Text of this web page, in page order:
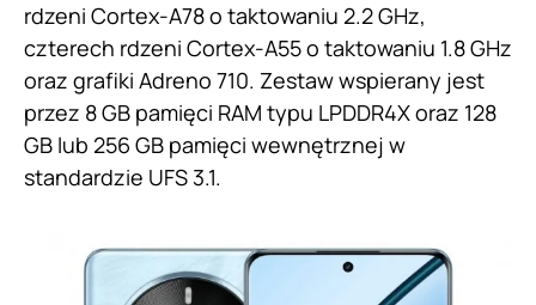
rdzeni Cortex-A78 o taktowaniu 2.2 GHz,
czterech rdzeni Cortex-A55 o taktowaniu 1.8 GHz
oraz grafiki Adreno 710. Zestaw wspierany jest
przez 8 GB pamięci RAM typu LPDDR4X oraz 128
GB lub 256 GB pamięci wewnętrznej w
standardzie UFS 3.1.